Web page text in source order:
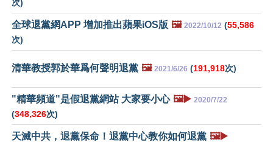
次)
全球退黨網APP 增加推出蘋果iOS版 🖼️ 2022/10/12 (55,586
次)
清華教授郭於華爲何聲明退黨 🖼️ 2021/6/26 (191,918次)
"精華頻道"是假退黨網站 大家要小心 🖼️▶️ 2020/7/22
(348,326次)
天滅中共，退黨保命！退黨中心教你如何退黨 🖼️▶️